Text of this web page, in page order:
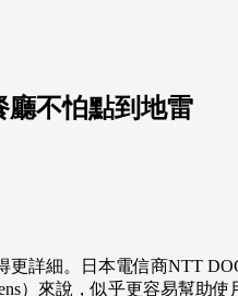
廳不怕點到地雷
詳細。日本電信商NTT
）來說，似乎更容易幫助使